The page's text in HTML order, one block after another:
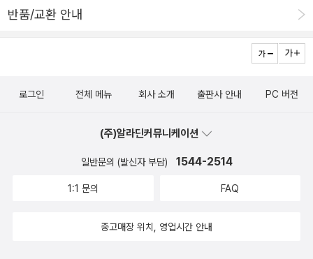
망하고 증오하고, 분노하고, 사랑하지만 같이 있을 수 없는. 그러나 최
호스』를 읽은 후 독자가 함께 읽어주었으면 하는 책이 있다면, ‘함께
트우드의 『눈먼 암살자』를 좋아합니다. 이 역시 가족 이야기입니다.
해하고 아끼는 그런 이야기입니다. 책을 덮은 순간 다시 읽고 싶어지
가 되고 어딘가에 갇히는 기분을 더 자주 느끼는 것 같다’라는 문장을
보았습니다. 「화이트 호스」 속 “문학은 삶의 전부가 아니다!”라는 문
혹시 말씀해주실 수 있을까요?소설을 쓰면서 제가 이전보다 좀 나아
도 어느 별자리의 끝별인지는 모른다. 그러나 어제까지의 별들을 바
곡의 밤과 추측의 밤 사이의 거리는 늘 멀다. 그러나 너무 멀지는 않
다. 너무 가까이 서면 별은 보이고 별자리는 보이지 않는다. 너무 멀리
서면 별자리가 하나의 별로 보인다. 그래서 우리는 너무 이르지도 너
한다. 우연으로, 혹은 의지로. 그러나 어느 쪽이든, 그건 하늘의 뜻
권1. 리얼리스트를 위한 유토피아 플랜 : 기본소득에 관한 책들은 의
외로 많지만 막상 읽어보면 의외로 이렇게 많을 필요가 없겠는데 싶
이 남는 일일 수 있다. 아직 서너 권밖에는 읽지 못해 섣부르지만, 아
고, 그것도 나와 아주 가까이 있었지만 빈곤한 내 일생을 통틀어 흡수
이기는 했으나 설사 내가 백 살을 산다 해도 이 책들의 문자를 배울 가
우뚝 서 있었다. _ 양자오, 『자본론을 읽다』 양자오가 내놓은 입문서
책을 권하느냐고 syo에게 묻는다면, 저자 서문 때문이라고 말할 것
이다. 대표적인 반공국가인 타이완에서 태어나 배우고 자란 양자오
도서관 지하서고에 숨어들고, 금서를 대출해 줄 호구를 물색하고, 대
역사를 지켜보고 있노라면, 책을 사랑하는 자들은 왜 이렇게 남 보기
반품/교환 안내
로그인 전체 메뉴 회사 소개 출판사 안내 PC 버전
(주)알라딘커뮤니케이션
일반문의 (발신자 부담) 1544-2514
1:1 문의 FAQ
중고매장 위치, 영업시간 안내